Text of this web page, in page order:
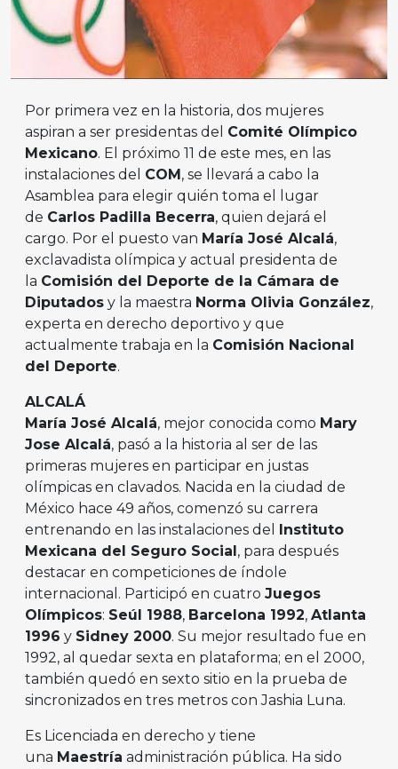
Por primera vez en la historia, dos mujeres
aspiran a ser presidentas del Comité Olímpico
Mexicano. El próximo 11 de este mes, en las
instalaciones del COM , se llevará a cabo la
Asamblea para elegir quién toma el lugar
de Carlos Padilla Becerra, quien dejará el
cargo. Por el puesto van María José Alcalá,
exclavadista olímpica y actual presidenta de
la Comisión del Deporte de la Cámara de
Diputados y la maestra Norma Olivia González,
experta en derecho deportivo y que
actualmente trabaja en la Comisión Nacional
del Deporte.
ALCALÁ
María José Alcalá, mejor conocida como Mary
Jose Alcalá, pasó a la historia al ser de las
primeras mujeres en participar en justas
olímpicas en clavados. Nacida en la ciudad de
México hace 49 años, comenzó su carrera
entrenando en las instalaciones del
Instituto
Mexicana del Seguro Social , para después
destacar en competiciones de índole
internacional. Participó en cuatro Juegos
Olímpicos: Seúl 1988, Barcelona 1992, Atlanta
1996 y Sidney 2000. Su mejor resultado fue en
1992, al quedar sexta en plataforma; en el 2000,
también quedó en sexto sitio en la prueba de
sincronizados en tres metros con Jashia Luna.
Es Licenciada en derecho y tiene
una Maestría administración pública. Ha sido